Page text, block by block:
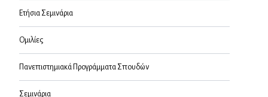
Ετήσια Σεμινάρια
Ομιλίες
Πανεπιστημιακά Προγράμματα Σπουδών
Σεμινάρια